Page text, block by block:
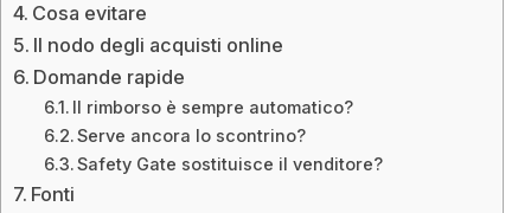
Cosa evitare
Il nodo degli acquisti online
Domande rapide
Il rimborso è sempre automatico?
Serve ancora lo scontrino?
Safety Gate sostituisce il venditore?
Fonti